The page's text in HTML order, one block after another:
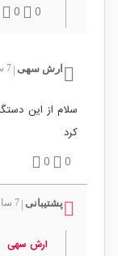
0
0
ارش سهی 7 سال پیش
سلام از این
کرد
0
0
پشتیبانی 7 سال پیش
ارش سهی